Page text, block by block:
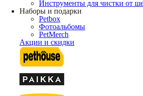
Инструменты для чистки от
Наборы и подарки
Petbox
Фотоальбомы
PetMerch
Акции и скидки